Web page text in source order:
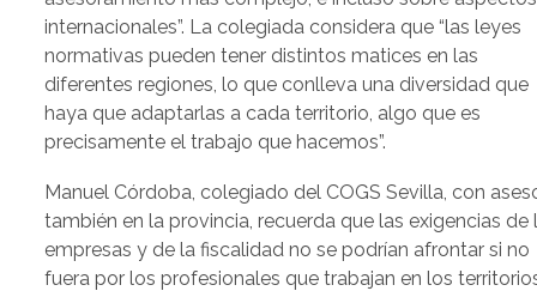
internacionales”. La colegiada considera que “las leyes
normativas pueden tener distintos matices en las
diferentes regiones, lo que conlleva una diversidad que
haya que adaptarlas a cada territorio, algo que es
precisamente el trabajo que hacemos”.
Manuel Córdoba, colegiado del COGS Sevilla, con
también en la provincia, recuerda que las exigencias de
empresas y de la fiscalidad no se podrían afrontar si no
fuera por los profesionales que trabajan en los